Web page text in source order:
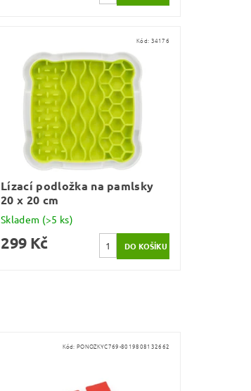
Kód: 34176
Lízací podložka na pamlsky
20 x 20 cm
Skladem (>5 ks)
299 Kč
Kód:PONOZKYC769-8019808132662